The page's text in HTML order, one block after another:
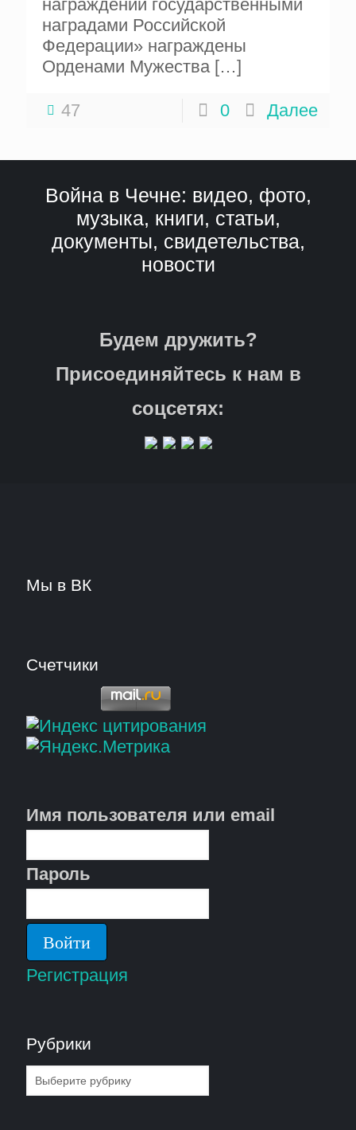
награждении государственными
наградами Российской
Федерации» награждены
Орденами Мужества[…]
47 0 Далее
Война в Чечне: видео, фото,
музыка, книги, статьи,
документы, свидетельства,
новости
Будем дружить?
Присоединяйтесь к нам в
соцсетях:
Мы в ВК
Счетчики
Имя пользователя или email
Пароль
Регистрация
Рубрики
Рубрики